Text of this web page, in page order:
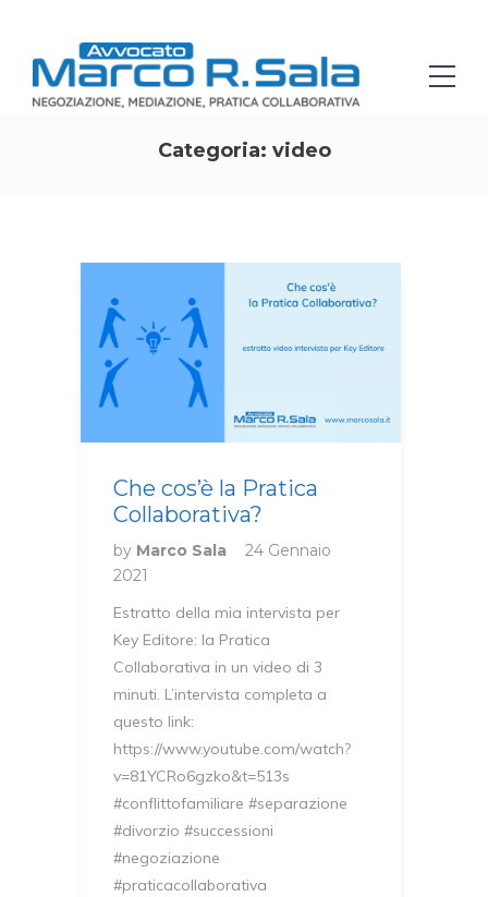
Categoria: video
Che cos’è la Pratica
Collaborativa?
by Marco Sala
24 Gennaio
2021
Estratto della mia intervista per
Key Editore: la Pratica
Collaborativa in un video di 3
minuti. L’intervista completa a
questo link:
https://www.youtube.com/watch?
v=81YCRo6gzko&t=513s
#conflittofamiliare #separazione
#divorzio #successioni
#negoziazione
#praticacollaborativa